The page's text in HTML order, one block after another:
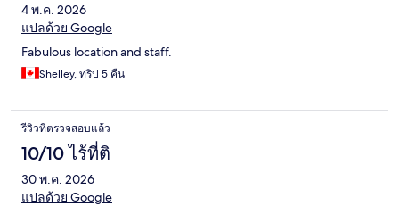
4 พ.ค. 2026
แปลด้วย Google
Fabulous location and staff.
Shelley, ทริป 5 คืน
รีวิวที่ตรวจสอบแล้ว
10/10 ไร้ที่ติ
30 พ.ค. 2026
แปลด้วย Google